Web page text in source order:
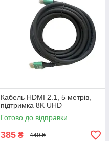
Кабель HDMI 2.1, 5 метрів,
підтримка 8K UHD
Готово до відправки
385 ₴ 449 ₴